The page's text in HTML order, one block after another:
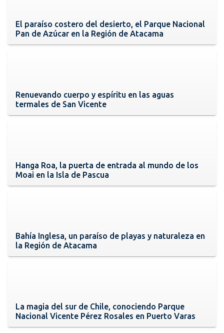
El paraíso costero del desierto, el Parque Nacional
Pan de Azúcar en la Región de Atacama
Renuevando cuerpo y espíritu en las aguas
termales de San Vicente
Hanga Roa, la puerta de entrada al mundo de los
Moai en la Isla de Pascua
Bahía Inglesa, un paraíso de playas y naturaleza en
la Región de Atacama
La magia del sur de Chile, conociendo Parque
Nacional Vicente Pérez Rosales en Puerto Varas